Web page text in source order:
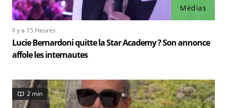
Médias
Il y a 15 Heures
Lucie Bernardoni quitte la Star Academy ? Son annonce
affole les internautes
2 min